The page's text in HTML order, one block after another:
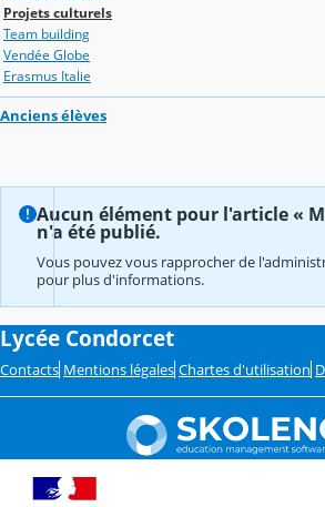
Projets culturels
Team building
Vendée Globe
Erasmus Italie
Anciens élèves
Aucun élément pour l'article «
n'a été publié.
Vous pouvez vous rapprocher de
pour plus d'informations.
Lycée Condorcet
Contacts Mentions légales Chartes d'utilisation